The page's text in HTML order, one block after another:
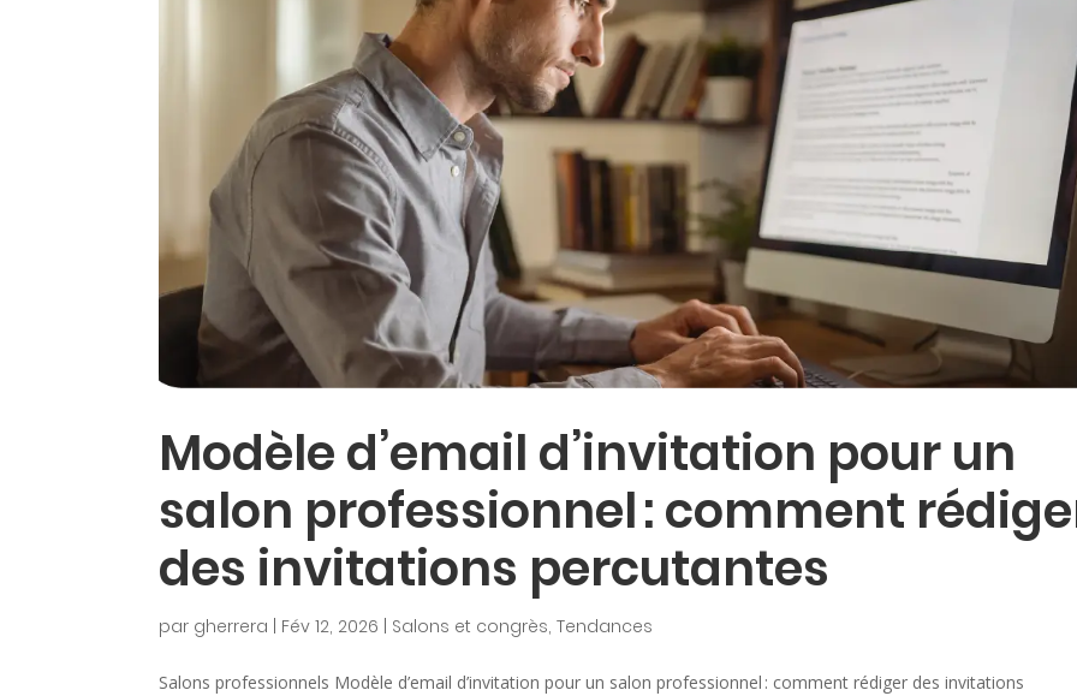
Modèle d’email d’invitation pour un
salon professionnel : comment
des invitations percutantes
par gherrera | Fév 12, 2026 | Salons et congrès, Tendances
Salons professionnels Modèle d’email d’invitation pour un salon professionnel : comment rédiger des invitations